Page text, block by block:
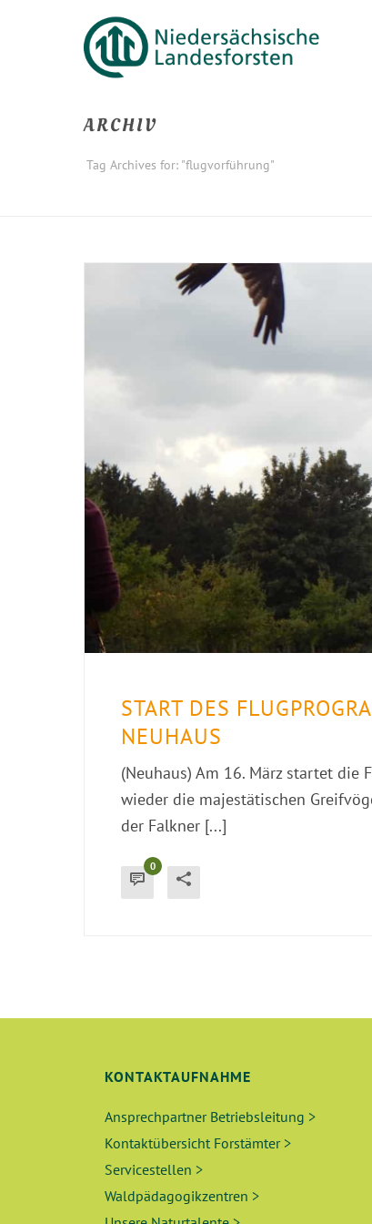
ARCHIV
Tag Archives for: "flugvorführung"
START DES
NEUHAUS
(Neuhaus) Am 16. März startet die
wieder die majestätischen
der Falkner [...]
0
KONTAKTAUFNAHME
Ansprechpartner Betriebsleitung >
Kontaktübersicht Forstämter >
Servicestellen >
Waldpädagogikzentren >